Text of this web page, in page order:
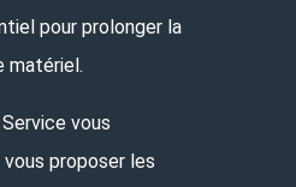
pour prolonger la
matériel.
vous
proposer les